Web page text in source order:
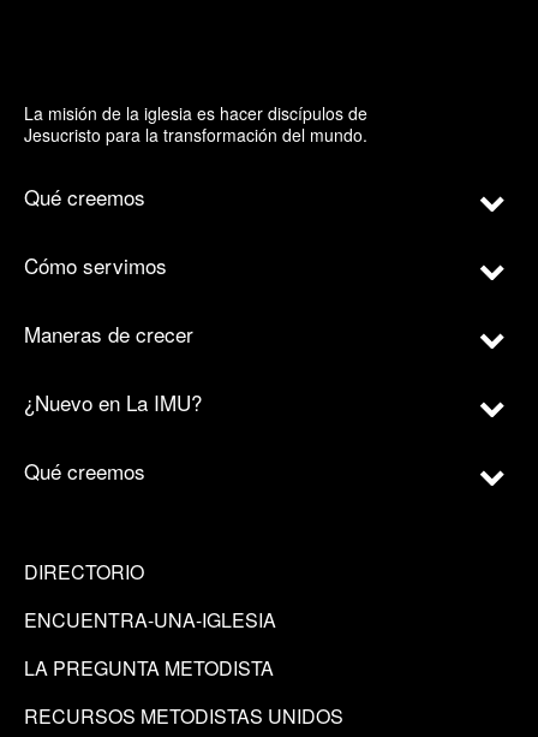
La misión de la iglesia es hacer discípulos de
Jesucristo para la transformación del mundo.
Qué creemos
Cómo servimos
Maneras de crecer
¿Nuevo en La IMU?
Qué creemos
DIRECTORIO
ENCUENTRA-UNA-IGLESIA
LA PREGUNTA METODISTA
RECURSOS METODISTAS UNIDOS